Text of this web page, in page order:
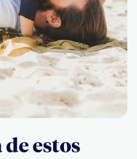
estos